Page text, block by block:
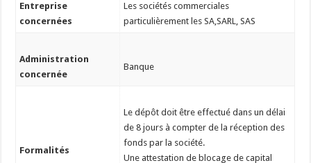
Entreprise
concernées
Les sociétés commerciales
particulièrement les SA,SARL, SAS
Administration
concernée
Banque
Formalités
Le dépôt doit être effectué dans un délai
de 8 jours à compter de la réception des
fonds par la société.
Une attestation de blocage de capital